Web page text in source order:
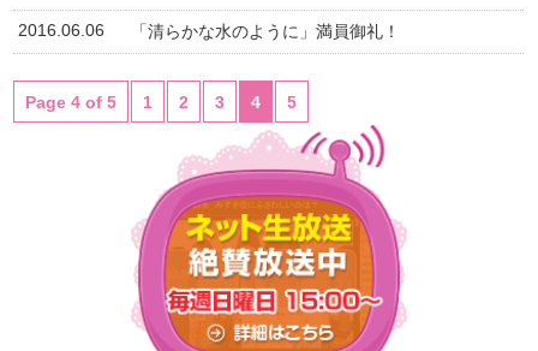
2016.06.06 「清らかな水のように」満員御礼！
Page 4 of 5 1 2 3 4 5